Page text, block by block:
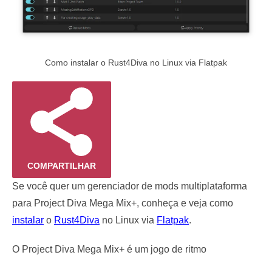
Como instalar o Rust4Diva no Linux via Flatpak
COMPARTILHAR
Se você quer um gerenciador de mods multiplataforma
para Project Diva Mega Mix+, conheça e veja como
instalar o Rust4Diva no Linux via Flatpak.
O Project Diva Mega Mix+ é um jogo de ritmo